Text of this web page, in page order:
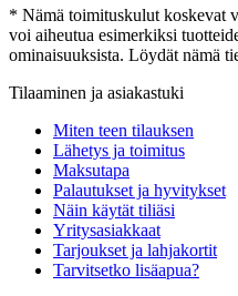
* Nämä toimituskulut koskevat
voi aiheutua esimerkiksi
ominaisuuksista. Löydät nämä
Tilaaminen ja asiakastuki
Miten teen tilauksen
Lähetys ja toimitus
Maksutapa
Palautukset ja hyvitykset
Näin käytät tiliäsi
Yritysasiakkaat
Tarjoukset ja lahjakortit
Tarvitsetko lisäapua?